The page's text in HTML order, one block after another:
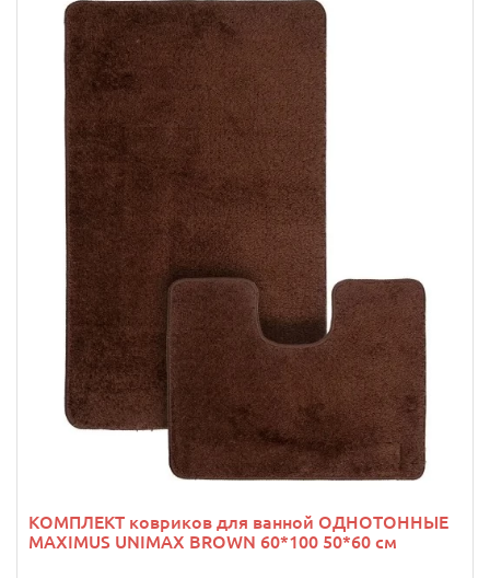
КОМПЛЕКТ ковриков для ванной ОДНОТОННЫЕ
MAXIMUS UNIMAX BROWN 60*100 50*60 см